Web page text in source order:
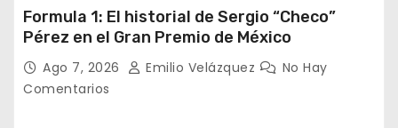
Formula 1: El historial de Sergio “Checo”
Pérez en el Gran Premio de México
Ago 7, 2026 Emilio Velázquez
No Hay
Comentarios